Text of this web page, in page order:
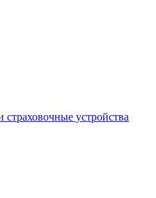
устройства